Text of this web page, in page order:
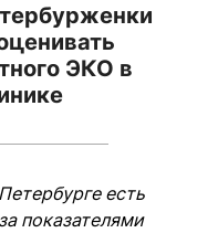
ЭКО в
есть
показателями